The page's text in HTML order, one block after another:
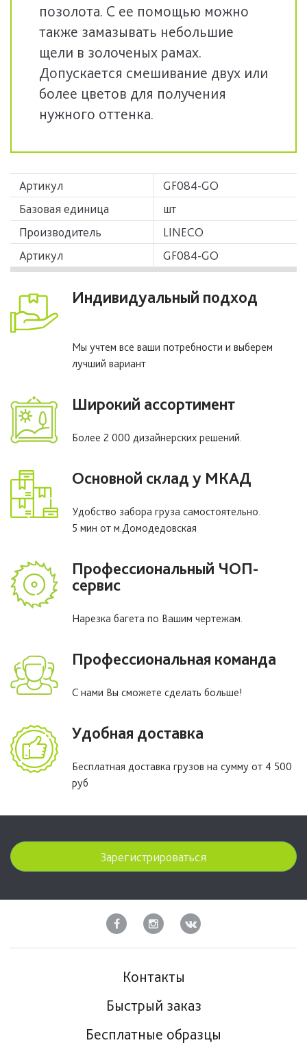
позолота. С ее помощью можно
также замазывать небольшие
щели в золоченых рамах.
Допускается смешивание двух или
более цветов для получения
нужного оттенка.
Артикул
GF084-GO
Базовая единица
шт
Производитель
LINECO
Артикул
GF084-GO
Индивидуальный подход
Мы учтем все ваши потребности и выберем
лучший вариант
Широкий ассортимент
Более 2 000 дизайнерских решений.
Основной склад у МКАД
Удобство забора груза самостоятельно.
5 мин от м.Домодедовская
Профессиональный ЧОП-
сервис
Нарезка багета по Вашим чертежам.
Профессиональная команда
С нами Вы сможете сделать больше!
Удобная доставка
Бесплатная доставка грузов на сумму от 4 500
руб
Зарегистрироваться
Контакты
Быстрый заказ
Бесплатные образцы